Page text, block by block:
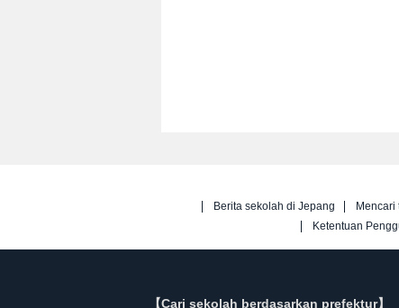
Berita sekolah di Jepang
Ketentuan
【Cari sekolah berdasarkan prefektur】